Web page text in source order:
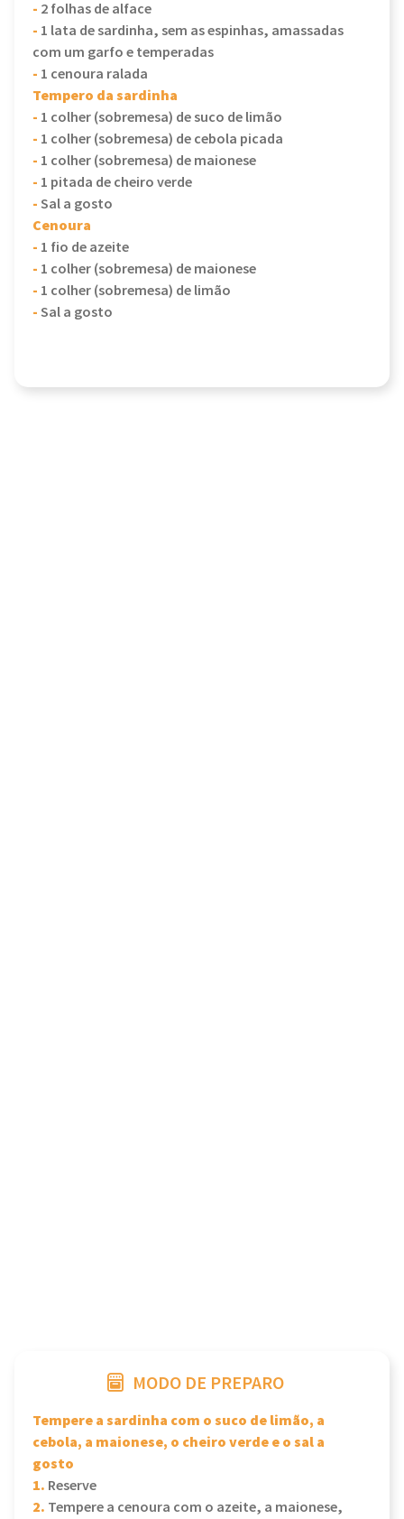
- 2 folhas de alface
- 1 lata de sardinha, sem as espinhas, amassadas
com um garfo e temperadas
- 1 cenoura ralada
Tempero da sardinha
- 1 colher (sobremesa) de suco de limão
- 1 colher (sobremesa) de cebola picada
- 1 colher (sobremesa) de maionese
- 1 pitada de cheiro verde
-Sal a gosto
Cenoura
- 1 fio de azeite
- 1 colher (sobremesa) de maionese
- 1 colher (sobremesa) de limão
-Sal a gosto
MODO DE PREPARO
Tempere a sardinha com o suco de limão, a
cebola, a maionese, o cheiro verde e o sal a
gosto
1. Reserve
2. Tempere a cenoura com o azeite, a maionese,